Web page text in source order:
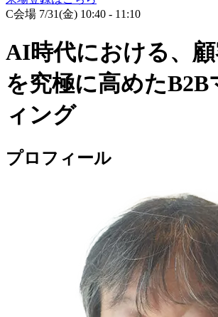
C会場 7/31(金) 10:40 - 11:10
AI時代における、
を究極に高めたB2B
ィング
プロフィール